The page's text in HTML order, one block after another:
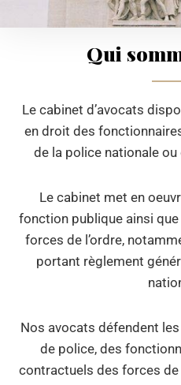
Qui
Le cabinet d’avocats
en droit des
de la police nationale
Le cabinet met en
fonction publique ainsi
forces de l’ordre,
portant règlement
Nos avocats défendent
de police, des
contractuels des forces de